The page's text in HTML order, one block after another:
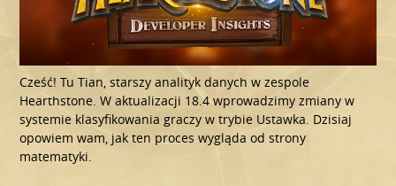
Cześć! Tu Tian, starszy analityk danych w zespole
Hearthstone. W aktualizacji 18.4 wprowadzimy zmiany w
systemie klasyfikowania graczy w trybie Ustawka. Dzisiaj
opowiem wam, jak ten proces wygląda od strony
matematyki.